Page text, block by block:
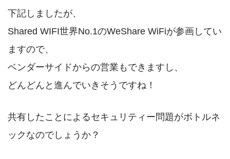
下記しましたが、
Shared WIFI世界No.1のWeShare WiFiが参画してい
ますので、
ベンダーサイドからの営業もできますし、
どんどんと進んでいきそうですね！
共有したことによるセキュリティー問題がボトルネ
ックなのでしょうか？